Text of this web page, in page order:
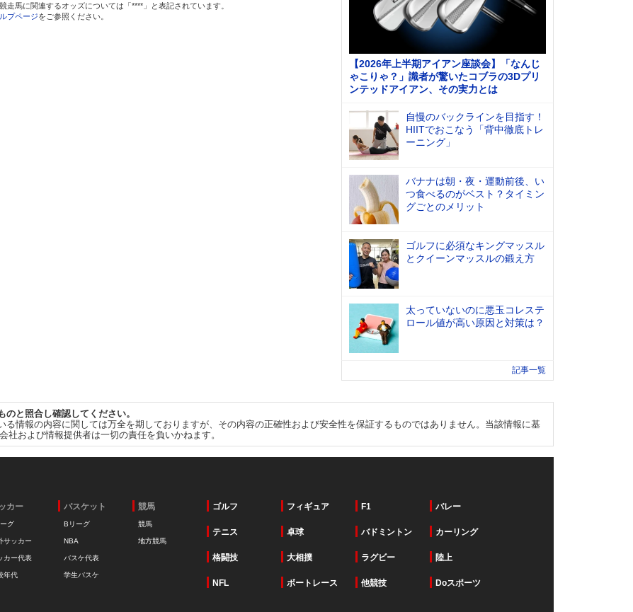
馬に関連するオッズについては「****」と表記されています。
プページをご参照ください。
【2026年上半期アイアン座談会】「なんじ
ゃこりゃ？」識者が驚いたコブラの3Dプリ
ンテッドアイアン、その実力とは
自慢のバックラインを目指す！
HIITでおこなう「背中徹底トレ
ーニング」
バナナは朝・夜・運動前後、い
つ食べるのがベスト？タイミン
グごとのメリット
ゴルフに必須なキングマッスル
とクイーンマッスルの鍛え方
太っていないのに悪玉コレステ
ロール値が高い原因と対策は？
記事一覧
のと照合し確認してください。
情報の内容に関しては万全を期しておりますが、その内容の正確性および安全性を保証するものではありません。当該情報に基
および情報提供者は一切の責任を負いかねます。
カー
グ
サッカー
カー代表
年代
バスケット
Bリーグ
NBA
バスケ代表
学生バスケ
競馬
競馬
地方競馬
ゴルフ フィギュア F1 バレー
テニス 卓球 バドミントン カーリング
格闘技 大相撲 ラグビー 陸上
NFL ボートレース 他競技 Doスポーツ